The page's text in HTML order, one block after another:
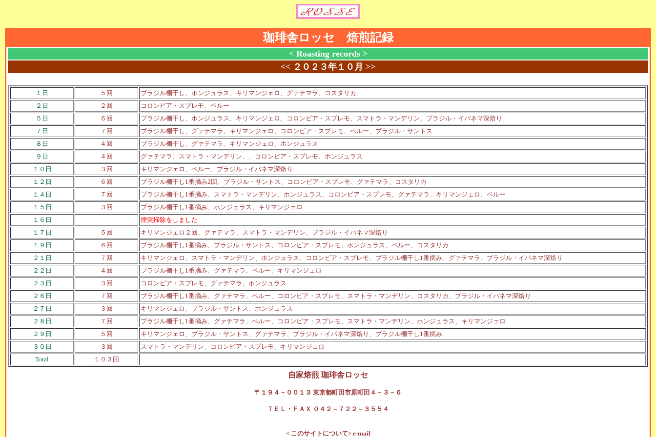
珈琲舎ロッセ 焙煎記録
< Roasting records >
<< ２０２３年１０月 >>
１日 ５回
ブラジル棚干し、ホンジュラス、キリマンジェロ、グァテマラ、コスタリカ
２日
２回
コロンビア・スプレモ、ペルー
５日
６回
ブラジル棚干し、ホンジュラス、キリマンジェロ、コロンビア・スプレモ、スマトラ・マンデリン、ブラジル・イパネマ深焙り
７日
７回
ブラジル棚干し、グァテマラ、キリマンジェロ、コロンビア・スプレモ、ペルー、ブラジル・サントス
８日
４回
ブラジル棚干し、グァテマラ、キリマンジェロ、ホンジュラス
９日
４回
グァテマラ、スマトラ・マンデリン、、コロンビア・スプレモ、ホンジュラス
１０日
３回
キリマンジェロ、ペルー、ブラジル・イパネマ深焙り
１２日
６回
ブラジル棚干し1番摘み2回、ブラジル・サントス、コロンビア・スプレモ、グァテマラ、コスタリカ
１４日
７回
ブラジル棚干し1番摘み、スマトラ・マンデリン、ホンジュラス、コロンビア・スプレモ、グァテマラ、キリマンジェロ、ペルー
１５日
３回
ブラジル棚干し1番摘み、ホンジュラス、キリマンジェロ
１６日
煙突掃除をしました
１７日
５回
キリマンジェロ２回、グァテマラ、スマトラ・マンデリン、ブラジル・イパネマ深焙り
１９日
６回
ブラジル棚干し1番摘み、ブラジル・サントス、コロンビア・スプレモ、ホンジュラス、ペルー、コスタリカ
２１日
７回
キリマンジェロ、スマトラ・マンデリン、ホンジュラス、コロンビア・スプレモ、ブラジル棚干し1番摘み、グァテマラ、ブラジル・イパネマ深焙り
２２日
４回
ブラジル棚干し1番摘み、グァテマラ、ペルー、キリマンジェロ
２３日
３回
コロンビア・スプレモ、グァテマラ、ホンジュラス
２６日
７回
ブラジル棚干し1番摘み、グァテマラ、ペルー、コロンビア・スプレモ、スマトラ・マンデリン、コスタリカ、ブラジル・イパネマ深焙り
２７日
３回
キリマンジェロ、ブラジル・サントス、ホンジュラス
２８日
７回
ブラジル棚干し1番摘み、グァテマラ、ペルー、コロンビア・スプレモ、スマトラ・マンデリン、ホンジュラス、キリマンジェロ
２９日
５回
キリマンジェロ、ブラジル・サントス、グァテマラ、ブラジル・イパネマ深焙り、ブラジル棚干し1番摘み
３０日
３回
スマトラ・マンデリン、コロンビア・スプレモ、キリマンジェロ
Total
１０３回
自家焙煎 珈琲舎ロッセ
〒１９４－００１３ 東京都町田市原町田４－３－６
ＴＥＬ・ＦＡＸ ０４２－７２２－３５５４
< このサイトについて> e-mail